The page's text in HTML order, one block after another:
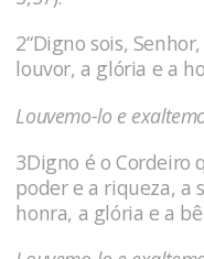
2“Digno sois,
louvor, a glória e a
Louvemo-lo e
3Digno é o Cordeiro
poder e a riqueza, a
honra, a glória e a